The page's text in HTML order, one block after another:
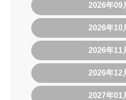
2026年09
2026年10
2026年11
2026年12
2027年01